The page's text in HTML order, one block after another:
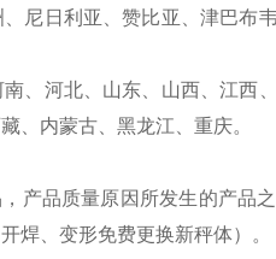
尼日利亚、赞比亚、津巴布
、河北、山东、山西、江西
、内蒙古、黑龙江、重庆。
产品质量原因所发生的产
焊、变形免费更换新秤体）。